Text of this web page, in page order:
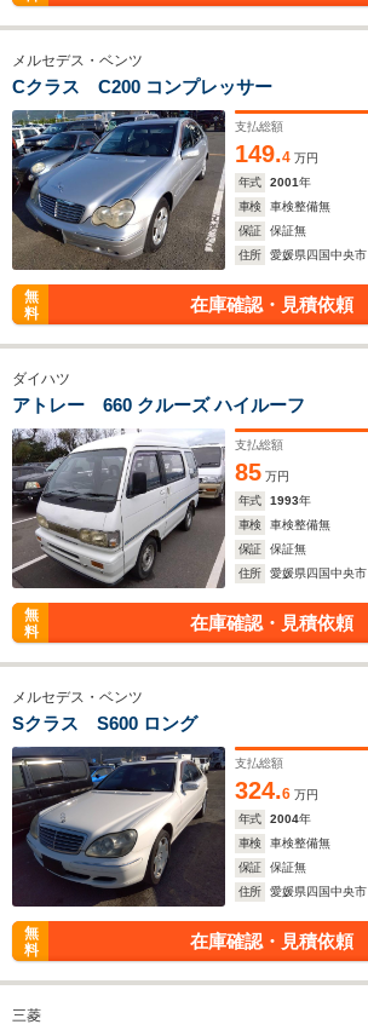
メルセデス・ベンツ
Cクラス C200 コンプレッサー
支払総額
149.4 万円
年式
2001年
車検
車検整備無
保証
保証無
住所
愛媛県四国中央市
無
料
在庫確認・見積依頼
ダイハツ
アトレー 660 クルーズ ハイルーフ
支払総額
85 万円
年式
1993年
車検
車検整備無
保証
保証無
住所
愛媛県四国中央市
無
料
在庫確認・見積依頼
メルセデス・ベンツ
Sクラス S600 ロング
支払総額
324.6 万円
年式
2004年
車検
車検整備無
保証
保証無
住所
愛媛県四国中央市
無
料
在庫確認・見積依頼
三菱